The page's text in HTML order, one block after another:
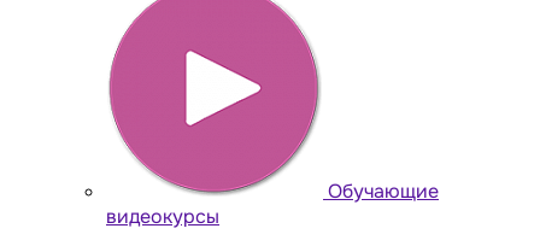
Обучающие
видеокурсы